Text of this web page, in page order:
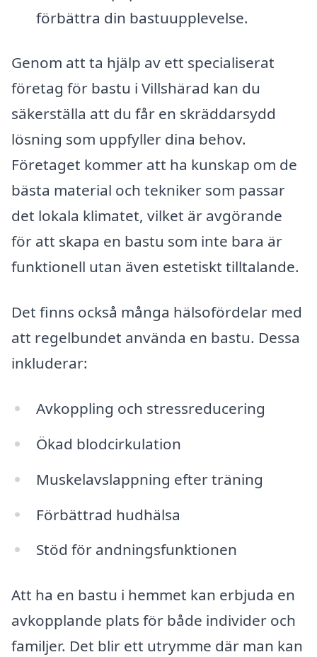
förbättra din bastuupplevelse.
Genom att ta hjälp av ett specialiserat
företag för bastu i Villshärad kan du
säkerställa att du får en skräddarsydd
lösning som uppfyller dina behov.
Företaget kommer att ha kunskap om de
bästa material och tekniker som passar
det lokala klimatet, vilket är avgörande
för att skapa en bastu som inte bara är
funktionell utan även estetiskt tilltalande.
Det finns också många hälsofördelar med
att regelbundet använda en bastu. Dessa
inkluderar:
Avkoppling och stressreducering
Ökad blodcirkulation
Muskelavslappning efter träning
Förbättrad hudhälsa
Stöd för andningsfunktionen
Att ha en bastu i hemmet kan erbjuda en
avkopplande plats för både individer och
familjer. Det blir ett utrymme där man kan